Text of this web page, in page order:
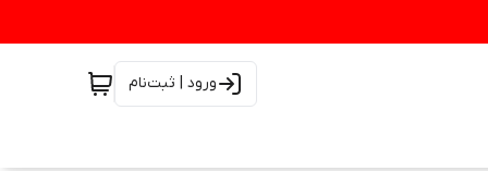
ورود | ثبت‌نام